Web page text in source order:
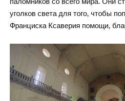
уголков света для того, чтобы
Франциска Ксаверия помощи,